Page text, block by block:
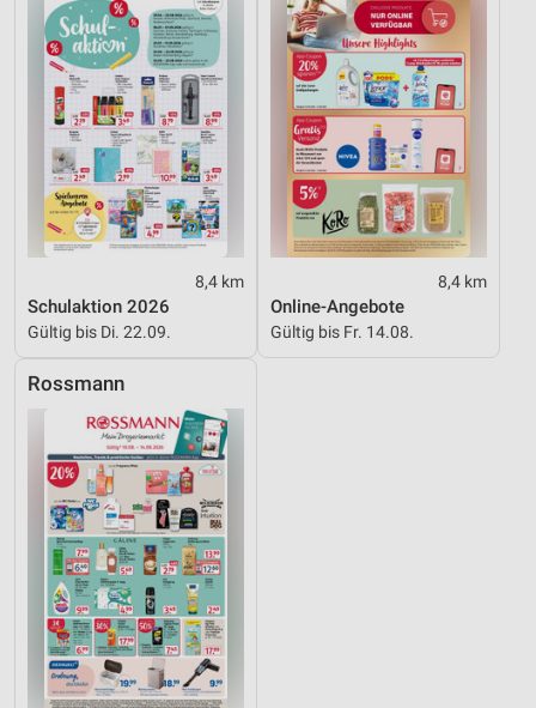
8,4 km
Schulaktion 2026
Gültig bis Di. 22.09.
8,4 km
Online-Angebote
Gültig bis Fr. 14.08.
Rossmann
Werbung